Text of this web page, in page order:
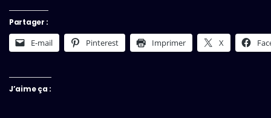
Partager :
E-mail Pinterest Imprimer X
J’aime ça :